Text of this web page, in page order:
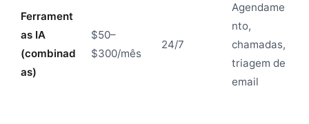
Ferrament
as IA
(combinad
as)
$50–
$300/mês
24/7
Agendame
nto,
chamadas,
triagem de
email